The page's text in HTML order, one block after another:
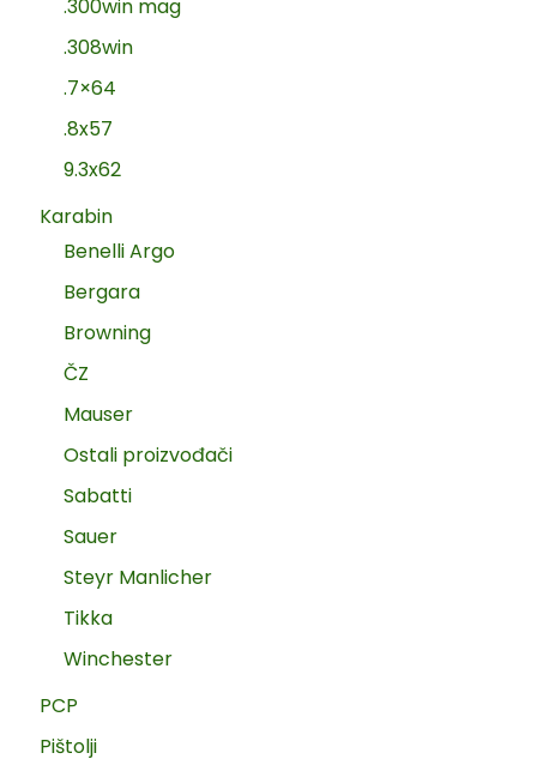
.300win mag
.308win
.7×64
.8x57
9.3x62
Karabin
Benelli Argo
Bergara
Browning
ČZ
Mauser
Ostali proizvođači
Sabatti
Sauer
Steyr Manlicher
Tikka
Winchester
PCP
Pištolji